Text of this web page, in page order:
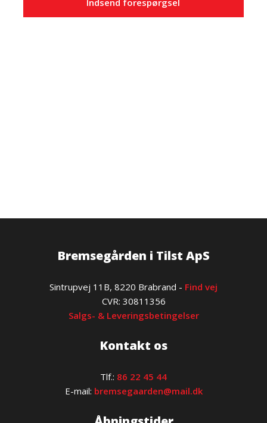
Bremsegården i Tilst ApS
​Sintrupvej 11B, 8220 Brabrand - Find vej
​CVR: 30811356
Salgs- & Leveringsbetingelser
Kontakt os
Tlf.: 86 22 45 44
E-mail: bremsegaarden@mail.dk